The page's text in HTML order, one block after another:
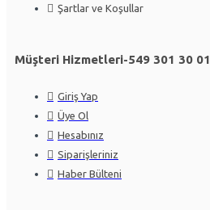
Şartlar ve Koşullar
Müşteri Hizmetleri-549 301 30 01
Giriş Yap
Üye Ol
Hesabınız
Siparişleriniz
Haber Bülteni